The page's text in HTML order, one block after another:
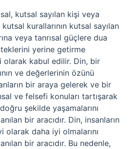
kutsal sayılan kişi veya
kutsal kurallarının kutsal sayılan
veya tanrısal güçlere dua
yerine getirme
olarak kabul edilir. Din, bir
ve değerlerinin özünü
bir araya gelerek ve bir
ve felsefi konuları tartışarak
şekilde yaşamalarını
bir aracıdır. Din, insanların
olarak daha iyi olmalarını
bir aracıdır. Bu nedenle,